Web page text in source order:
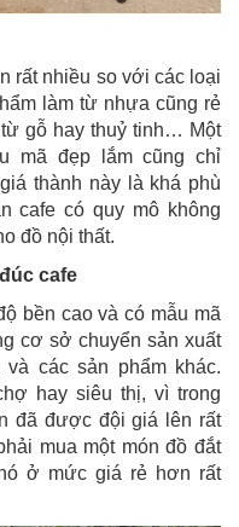
rất nhiều so với các loại
làm từ nhựa cũng rẻ
gỗ hay thuỷ tinh… Một
mã đẹp lắm cũng chỉ
thành này là khá phù
cafe có quy mô không
đồ nội thất.
cafe
bền cao và có mẫu mã
cơ sở chuyển sản xuất
các sản phẩm khác.
hay siêu thị, vì trong
đã được đội giá lên rất
mua một món đồ đắt
ở mức giá rẻ hơn rất